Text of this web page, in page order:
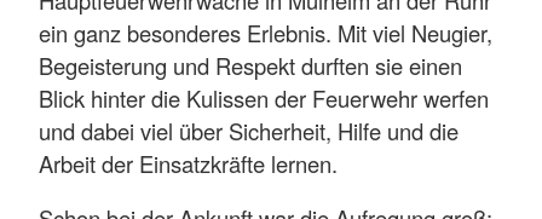
ein ganz besonderes Erlebnis. Mit viel Neugier,
Begeisterung und Respekt durften sie einen
Blick hinter die Kulissen der Feuerwehr werfen
und dabei viel über Sicherheit, Hilfe und die
Arbeit der Einsatzkräfte lernen.